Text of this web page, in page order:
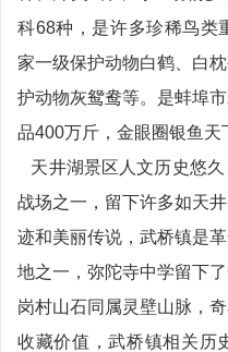
科68种，是许多珍稀鸟类
家一级保护动物白鹤、白
护动物灰鸳鸯等。是蚌埠
品400万斤，金眼圈银鱼天
天井湖景区人文历史悠
战场之一，留下许多如天
迹和美丽传说，武桥镇是
地之一，弥陀寺中学留下
岗村山石同属灵壁山脉，
收藏价值，武桥镇相关历